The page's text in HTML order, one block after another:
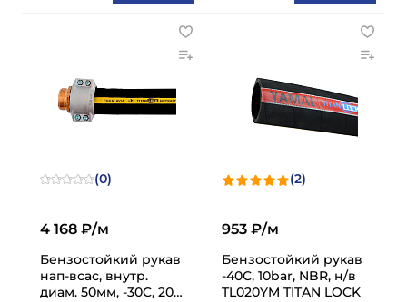
(0)
4 168 ₽/м
Бензостойкий рукав
нап-всас, внутр.
диам. 50мм, -30C, 20
(2)
953 ₽/м
Бензостойкий рукав
-40C, 10bar, NBR, н/в
TL020YM TITAN LOCK